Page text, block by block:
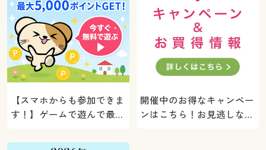
【スマホからも参加できま
す！】ゲームで遊んで最大
ト！
開催中のお得なキャンペー
ンはこちら！お見逃しな